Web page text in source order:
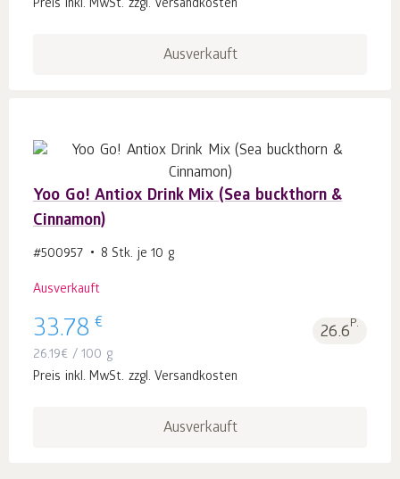
Preis inkl. MwSt. zzgl. Versandkosten
Ausverkauft
Yoo Go! Antiox Drink Mix (Sea buckthorn &
Cinnamon)
#500957 8 Stk. je 10 g
Ausverkauft
33.78 € 26.6P.
26.19€ / 100 g
Preis inkl. MwSt. zzgl. Versandkosten
Ausverkauft